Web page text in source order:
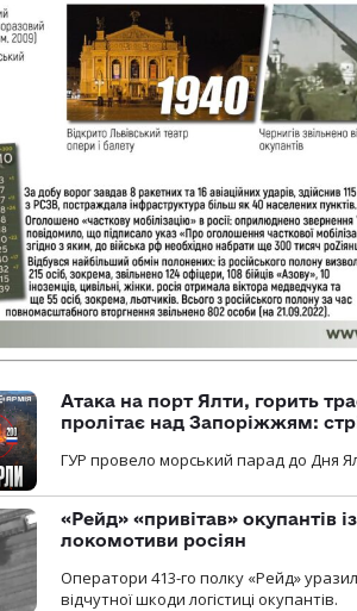
Атака на порт Ялти, горить
пролітає над Запоріжжям:
ГУР провело морський парад до Дня
«Рейд» «привітав» окупантів
локомотиви росіян
Оператори 413-го полку «Рейд»
відчутної шкоди логістиці окупантів.